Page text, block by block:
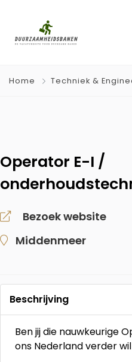
Home Techniek &
Operator E-I /
Bezoek website
Middenmeer
Beschrijving
Ben jij die nauwkeurige
ons Nederland verder